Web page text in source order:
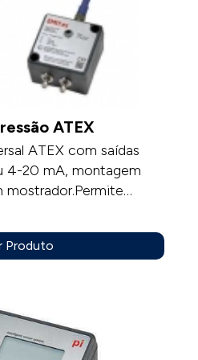
ATEX
ATEX com saídas
4-20 mA, montagem
mostrador.Permite
sondas
e humidade, módulos
/caudal com
Produto